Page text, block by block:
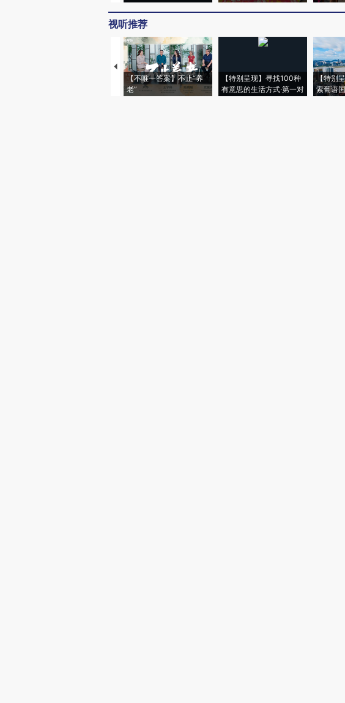
视听推荐
【不唯一答案】不止“养
老”
【特别呈现】寻找100种
有意思的生活方式·第一对
【特别
索葡语